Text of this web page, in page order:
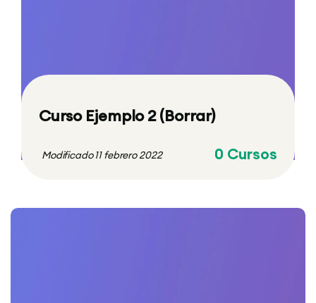
Curso Ejemplo 2 (Borrar)
Modificado 11 febrero 2022 0 Cursos